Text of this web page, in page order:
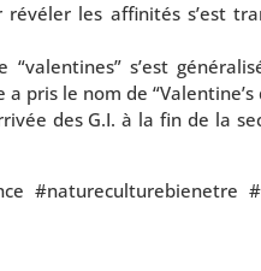
révé­ler les affi­ni­tés s’est
s’est
pris le nom de “Valentine’s
des G.I. à la fin de la
#natu­re­cul­tu­re­bie­netre